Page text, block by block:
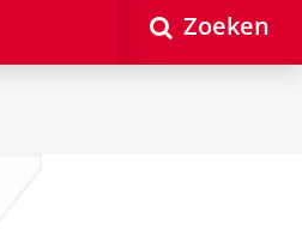
Zoeken